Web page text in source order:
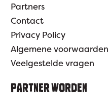
Partners
Contact
Privacy Policy
Algemene voorwaarden
Veelgestelde vragen
PARTNER WORDEN